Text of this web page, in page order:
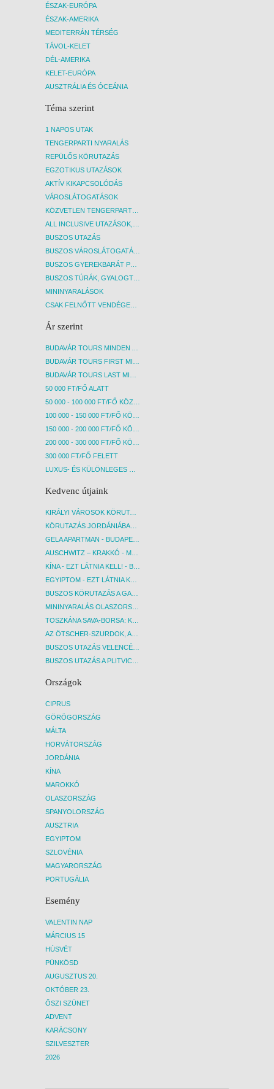
ÉSZAK-EURÓPA
ÉSZAK-AMERIKA
MEDITERRÁN TÉRSÉG
TÁVOL-KELET
DÉL-AMERIKA
KELET-EURÓPA
AUSZTRÁLIA ÉS ÓCEÁNIA
Téma szerint
1 NAPOS UTAK
TENGERPARTI NYARALÁS
REPÜLŐS KÖRUTAZÁS
EGZOTIKUS UTAZÁSOK
AKTÍV KIKAPCSOLÓDÁS
VÁROSLÁTOGATÁSOK
BUSZOS UTAZÁS
MININYARALÁSOK
Ár szerint
50 000 FT/FŐ ALATT
300 000 FT/FŐ FELETT
Kedvenc útjaink
KIRÁLYI VÁROSOK KÖRUTAZÁS KÖZVETLEN REPÜLŐJÁRATTAL - BUDAPEST, REPÜLŐ
Országok
CIPRUS
GÖRÖGORSZÁG
MÁLTA
HORVÁTORSZÁG
JORDÁNIA
KÍNA
MAROKKÓ
OLASZORSZÁG
SPANYOLORSZÁG
AUSZTRIA
EGYIPTOM
SZLOVÉNIA
MAGYARORSZÁG
PORTUGÁLIA
Esemény
VALENTIN NAP
MÁRCIUS 15
HÚSVÉT
PÜNKÖSD
AUGUSZTUS 20.
OKTÓBER 23.
ŐSZI SZÜNET
ADVENT
KARÁCSONY
SZILVESZTER
2026